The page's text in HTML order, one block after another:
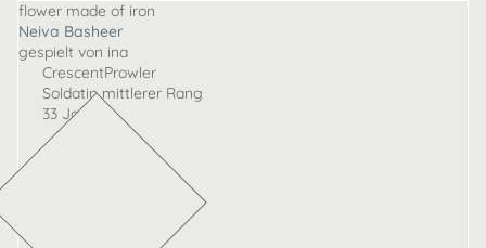
flower made of iron
Neiva Basheer
gespielt von ina
CrescentProwler
Soldatin mittlerer Rang
33 Jahre